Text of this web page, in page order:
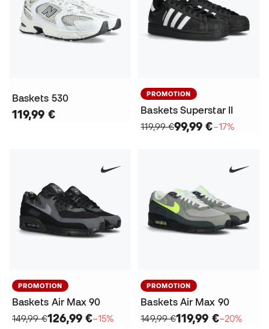
Baskets 530
119,99 €
PROMOTION
Baskets Superstar II
119,99 €99,99 €−17%
PROMOTION
Baskets Air Max 90
149,99 €126,99 €−15%
PROMOTION
Baskets Air Max 90
149,99 €119,99 €−20%